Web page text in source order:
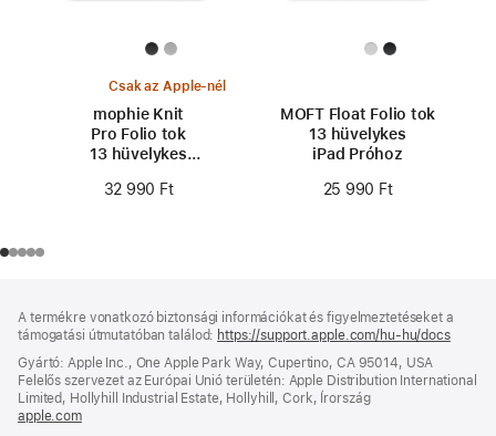
Csak az Apple-nél
mophie Knit
Pro Folio tok
13 hüvelykes
32 990 Ft
MOFT Float Folio tok
13 hüvelykes
iPad Próhoz
25 990 Ft
A termékre vonatkozó biztonsági információkat és figyelmeztetéseket a
támogatási útmutatóban találod: https://support.apple.com/hu-hu/docs(új
nyílik
meg)
Gyártó: Apple Inc., One Apple Park Way, Cupertino, CA 95014, USA
Felelős szervezet az Európai Unió területén: Apple Distribution International
Limited, Hollyhill Industrial Estate, Hollyhill, Cork, Írország
apple.com(új